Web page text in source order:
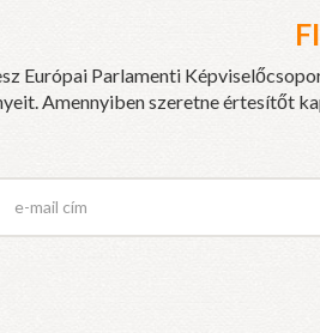
Európai Parlamenti
Amennyiben szeretne értesítőt